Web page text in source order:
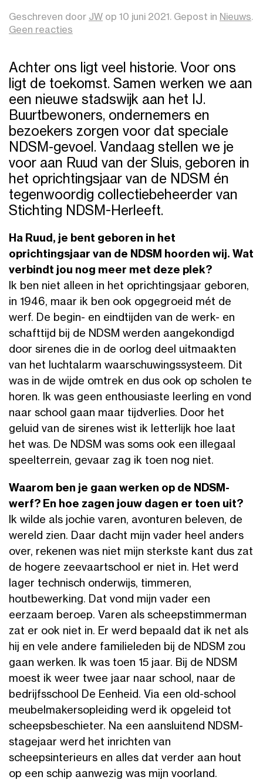
Geschreven door JW op 10 juni 2021 . Gepost in Nieuws.
Geen reacties
in
de
werfhistorie
Ruud
Achter ons ligt veel historie. Voor ons
ligt de toekomst. Samen werken we aan
een nieuwe stadswijk aan het IJ.
Buurtbewoners, ondernemers en
bezoekers zorgen voor dat speciale
NDSM-gevoel. Vandaag stellen we je
voor aan Ruud van der Sluis, geboren in
het oprichtingsjaar van de NDSM én
tegenwoordig collectiebeheerder van
Stichting NDSM-Herleeft.
Ha Ruud, je bent geboren in het
oprichtingsjaar van de NDSM hoorden wij. Wat
verbindt jou nog meer met deze plek?
Ik ben niet alleen in het oprichtingsjaar geboren,
in 1946, maar ik ben ook opgegroeid mét de
werf. De begin- en eindtijden van de werk- en
schafttijd bij de NDSM werden aangekondigd
door sirenes die in de oorlog deel uitmaakten
van het luchtalarm waarschuwingssysteem. Dit
was in de wijde omtrek en dus ook op scholen te
horen. Ik was geen enthousiaste leerling en vond
naar school gaan maar tijdverlies. Door het
geluid van de sirenes wist ik letterlijk hoe laat
het was. De NDSM was soms ook een illegaal
speelterrein, gevaar zag ik toen nog niet.
Waarom ben je gaan werken op de NDSM-
werf? En hoe zagen jouw dagen er toen uit?
Ik wilde als jochie varen, avonturen beleven, de
wereld zien. Daar dacht mijn vader heel anders
over, rekenen was niet mijn sterkste kant dus zat
de hogere zeevaartschool er niet in. Het werd
lager technisch onderwijs, timmeren,
houtbewerking. Dat vond mijn vader een
eerzaam beroep. Varen als scheepstimmerman
zat er ook niet in. Er werd bepaald dat ik net als
hij en vele andere familieleden bij de NDSM zou
gaan werken. Ik was toen 15 jaar. Bij de NDSM
moest ik weer twee jaar naar school, naar de
bedrijfsschool De Eenheid. Via een old-school
meubelmakersopleiding werd ik opgeleid tot
scheepsbeschieter. Na een aansluitend NDSM-
stagejaar werd het inrichten van
scheepsinterieurs en alles dat verder aan hout
op een schip aanwezig was mijn voorland.